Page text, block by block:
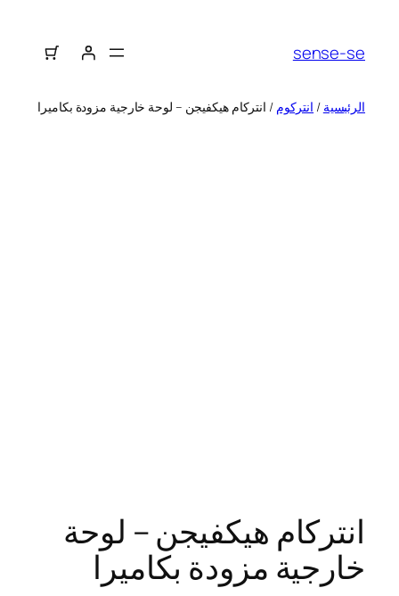
sense-se
الرئيسية / انتركوم / انتركام هيكفيجن – لوحة خارجية مزودة بكاميرا
انتركام هيكفيجن – لوحة
خارجية مزودة بكاميرا